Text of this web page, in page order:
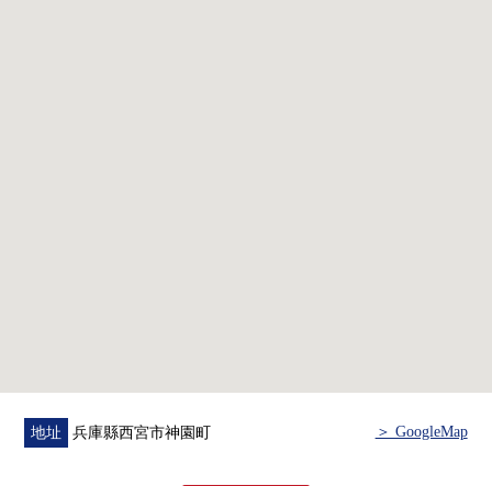
地址 兵庫縣西宮市神園町 ＞ GoogleMap